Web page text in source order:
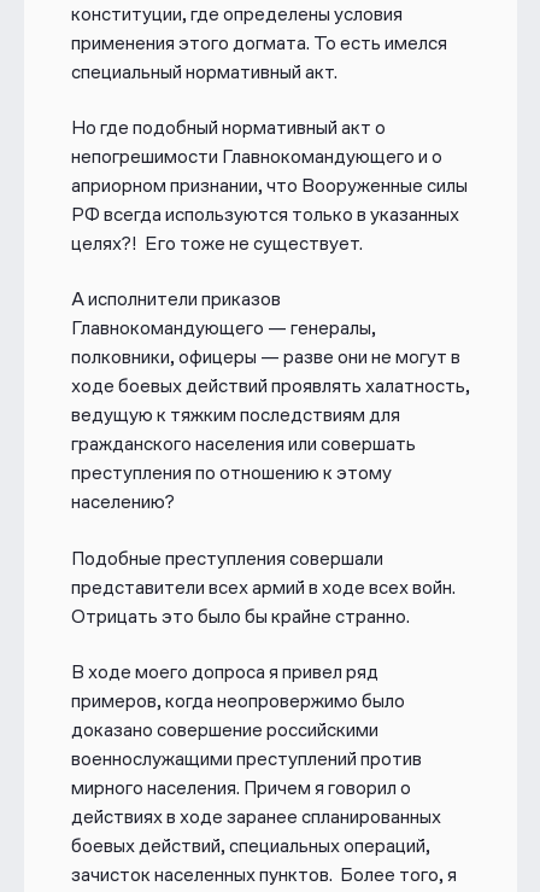
конституции, где определены условия
применения этого догмата. То есть имелся
специальный нормативный акт.
Но где подобный нормативный акт о
непогрешимости Главнокомандующего и о
априорном признании, что Вооруженные силы
РФ всегда используются только в указанных
целях?! Его тоже не существует.
А исполнители приказов
Главнокомандующего — генералы,
полковники, офицеры — разве они не могут в
ходе боевых действий проявлять халатность,
ведущую к тяжким последствиям для
гражданского населения или совершать
преступления по отношению к этому
населению?
Подобные преступления совершали
представители всех армий в ходе всех войн.
Отрицать это было бы крайне странно.
В ходе моего допроса я привел ряд
примеров, когда неопровержимо было
доказано совершение российскими
военнослужащими преступлений против
мирного населения. Причем я говорил о
действиях в ходе заранее спланированных
боевых действий, специальных операций,
зачисток населенных пунктов. Более того, я